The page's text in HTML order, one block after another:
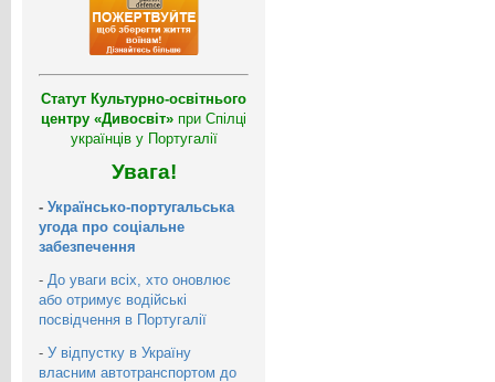
Статут Культурно-освітнього
центру «Дивосвіт» при Спілці
українців у Португалії
Увага!
- Українсько-португальська
угода про соціальне
забезпечення
- До уваги всіх, хто оновлює
або отримує водійські
посвідчення в Португалії
- У відпустку в Україну
власним автотранспортом до